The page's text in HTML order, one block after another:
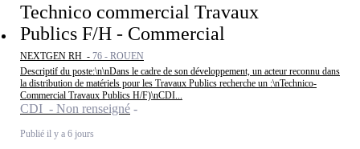
Technico commercial Travaux
Publics F/H - Commercial
NEXTGEN RH - 76 - ROUEN
Descriptif du poste:\n\nDans le cadre de son développement, un acteur reconnu dans
la distribution de matériels pour les Travaux Publics recherche un :\nTechnico-
Commercial Travaux Publics H/F)\nCDI...
CDI - Non renseigné
Publié il y a 6 jours